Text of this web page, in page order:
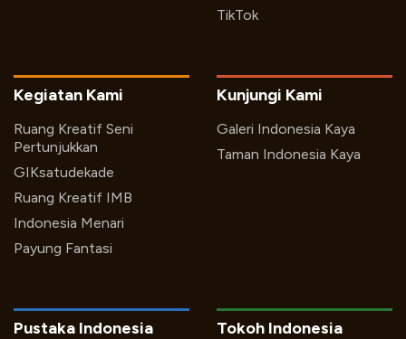
TikTok
Kegiatan Kami
Ruang Kreatif Seni
Pertunjukkan
GIKsatudekade
Ruang Kreatif IMB
Indonesia Menari
Payung Fantasi
Kunjungi Kami
Galeri Indonesia Kaya
Taman Indonesia Kaya
Pustaka Indonesia Tokoh Indonesia